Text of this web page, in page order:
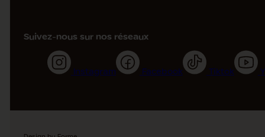
Suivez-nous sur nos réseaux
Instagram Facebook Tiktok